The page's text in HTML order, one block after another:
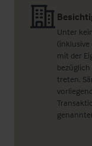
Unter
mit der
treten.